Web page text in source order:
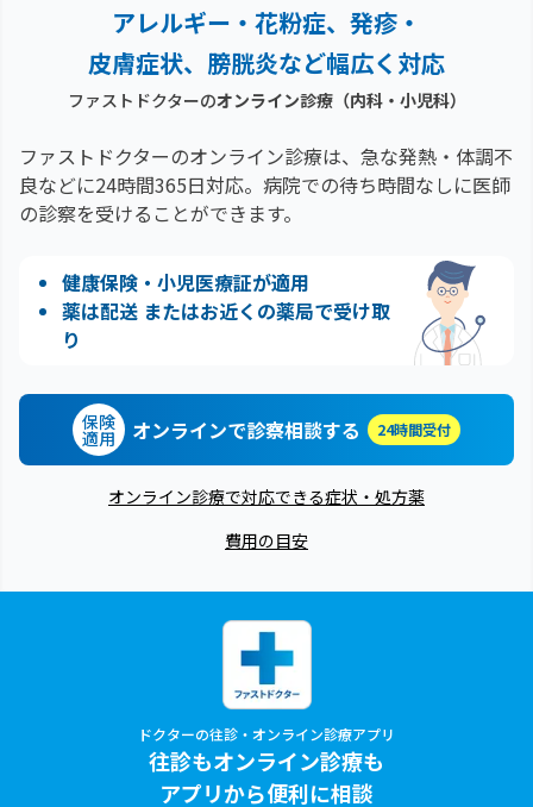
アレルギー・花粉症、 発疹・
皮膚症状、膀胱炎など幅広く対応
ファストドクターのオンライン診療（内科・小児科）
ファストドクターのオンライン診療は、急な発熱・体調不
良などに24時間365日対応。 病院での待ち時間なしに医師
の診察を受けることができます。
健康保険・小児医療証が適用
薬は配送 またはお近くの薬局で受け取
り
保険
適用 オンラインで診察相談する 24時間受付
オンライン診療で対応できる症状・処方薬
費用の目安
ドクターの往診・オンライン診療アプリ
往診もオンライン診療も
アプリから便利に相談